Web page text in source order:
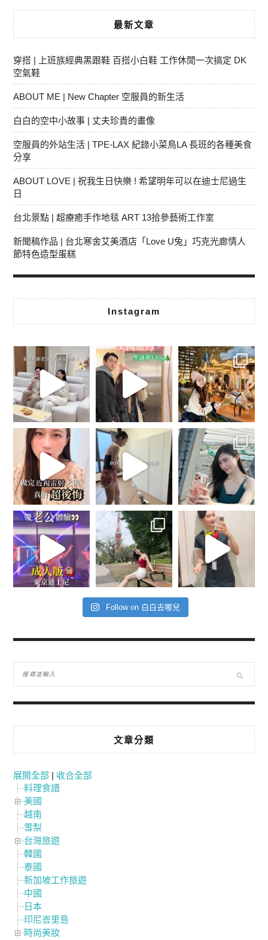
最新文章
穿搭 | 上班族經典黑跟鞋 百搭小白鞋 工作休閒一次搞定 DK
空氣鞋
ABOUT ME | New Chapter 空服員的新生活
白白的空中小故事 | 丈夫珍貴的畫像
空服員的外站生活 | TPE-LAX 紀錄小菜鳥LA 長班的各種美食
分享
ABOUT LOVE | 祝我生日快樂 ! 希望明年可以在迪士尼過生
日
台北景點 | 超療癒手作地毯 ART 13拾參藝術工作室
新聞稿作品 | 台北寒舍艾美酒店「Love U兔」巧克光廊情人
節特色造型蛋糕
Instagram
Follow on 白白去哪兒
文章分類
展開全部 | 收合全部
料理食譜
美國
越南
雪梨
台灣旅遊
韓國
泰國
新加坡工作旅遊
中國
日本
印尼峇里島
時尚美妝